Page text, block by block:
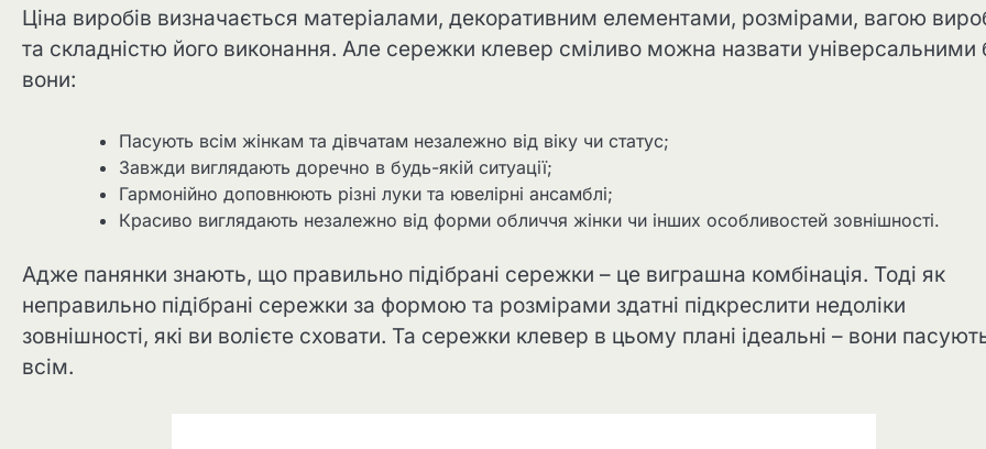
Ціна виробів визначається матеріалами, декоративним елементами, розмірами, вагою
та складністю його виконання. Але сережки клевер сміливо можна назвати універсальними
вони:
Пасують всім жінкам та дівчатам незалежно від віку чи статус;
Завжди виглядають доречно в будь-якій ситуації;
Гармонійно доповнюють різні луки та ювелірні ансамблі;
Красиво виглядають незалежно від форми обличчя жінки чи інших особливостей зовнішності.
Адже панянки знають, що правильно підібрані сережки – це виграшна комбінація. Тоді як
неправильно підібрані сережки за формою та розмірами здатні підкреслити недоліки
зовнішності, які ви волієте сховати. Та сережки клевер в цьому плані ідеальні – вони
всім.